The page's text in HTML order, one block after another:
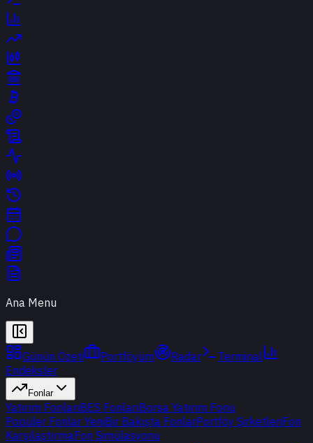
Ana Menu
Günün Özeti Portföyüm Radar
Terminal
Endeksler
Fonlar
Yatırım FonlarıBES FonlarıBorsa Yatırım Fonu
Popüler Fonlar YeniBir Bakışta FonlarPortföy ŞirketleriFon
KarşılaştırmaFon Simülasyonu